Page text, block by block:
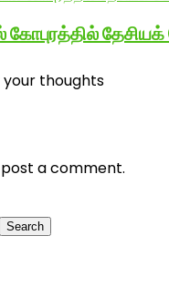
தேசியக்
thoughts
a comment.
Search